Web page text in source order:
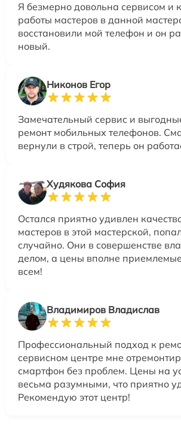
Я безмерно довольна сервисом и
работы мастеров в данной
восстановили мой телефон и он
новый.
Никонов Егор
Замечательный сервис и
ремонт мобильных телефонов.
вернули в строй, теперь он
Худякова София
Остался приятно удивлен
мастеров в этой мастерской,
случайно. Они в совершенстве
делом, а цены вполне
всем!
Владимиров Владислав
Профессиональный подход к
сервисном центре мне
смартфон без проблем. Цены на
весьма разумными, что приятно
Рекомендую этот центр!